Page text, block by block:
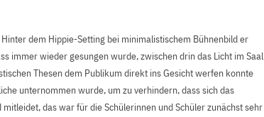
dem Hippie-Setting bei minimalistischem Bühnenbild er
immer wieder gesungen wurde, zwischen drin das Licht im Saal
Thesen dem Publikum direkt ins Gesicht werfen konnte
unternommen wurde, um zu verhindern, dass sich das
das war für die Schülerinnen und Schüler zunächst sehr